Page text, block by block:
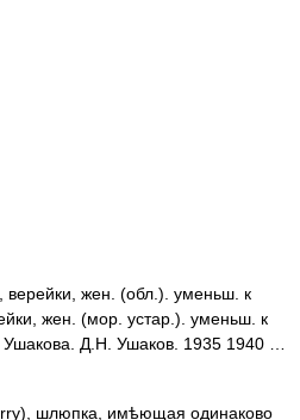
жен. (обл.). уменьш. к
жен. (мор. устар.). уменьш. к
Ушакова. Д.Н. Ушаков. 1935 1940 …
шлюпка, имѣющая одинаково